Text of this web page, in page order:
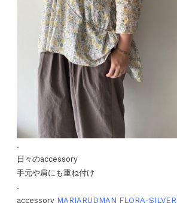
.
日々のaccessory
手元や肩にも重ね付け
.
accessory MARIARUDMAN FLORA-SILVER